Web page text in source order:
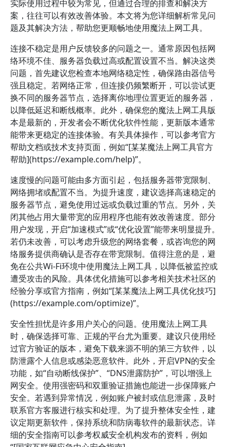
实际使用过程中较为常见，但通过合理的排查和解决方
案，往往可以有效改善体验。本文将为您详细解析常见问
题及其解决方法，帮助您更顺畅地使用魔法上网工具。
连接不稳定是用户反馈较多的问题之一。通常原因包括网
络环境不佳、服务器负载过高或配置设置不当。解决这类
问题，首先建议您检查本地网络稳定性，确保路由器信号
强且稳定。若网络正常，但连接仍频繁断开，可以尝试更
换不同的服务器节点，选择离你地理位置更近的服务器，
以降低延迟和断线概率。此外，确保您的魔法上网工具版
本是最新的，开发者会不断优化软件性能，更新版本通常
能带来更稳定的连接体验。有关具体操作，可以参考官方
帮助文档或技术支持页面，例如“[某某魔法上网工具官方
帮助](https://example.com/help)”。
速度慢的问题可能由多方面引起，包括服务器带宽限制、
网络拥堵或配置不当。为提升速度，建议选择高速稳定的
服务器节点，避免使用过远或负载过重的节点。另外，关
闭其他占用大量带宽的应用程序也能有效改善速度。部分
用户发现，开启“加速模式”或“优化设置”能带来明显提升。
若仍未改善，可以考虑升级您的网络套餐，或咨询您的网
络服务提供商确认是否存在带宽限制。值得注意的是，避
免在公共Wi-Fi环境中使用魔法上网工具，以降低被监控或
遭受攻击的风险。具体优化措施可以参考相关技术社区的
经验分享或官方指南，例如“[某某魔法上网工具优化技巧]
(https://example.com/optimize)”。
安全性担忧是许多用户关心的问题。使用魔法上网工具
时，确保选择可靠、正规的平台尤为重要。建议只使用经
过官方验证的版本，避免下载来源不明的第三方软件，以
防泄露个人信息或感染恶意软件。此外，开启VPN的安全
功能，如“自动断线保护”、“DNS泄露防护”，可以增强上
网安全。使用强密码和双重验证措施也能进一步保障账户
安全。若遇到异常情况，例如账户被封或信息泄露，及时
联系官方客服进行核实和处理。为了提升整体安全性，建
议定期更新软件，保持系统和防病毒软件的最新状态。详
细的安全指南可以参考权威安全机构发布的资料，例如